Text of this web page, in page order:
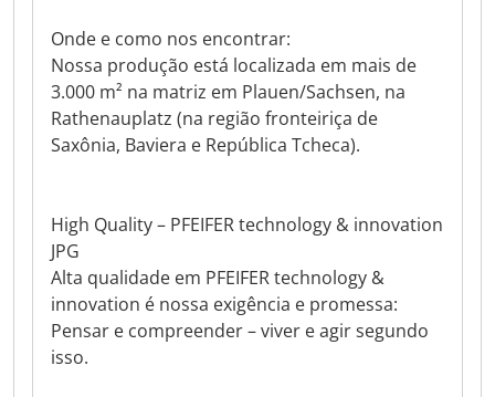
Onde e como nos encontrar:
Nossa produção está localizada em mais de
3.000 m² na matriz em Plauen/Sachsen, na
Rathenauplatz (na região fronteiriça de
Saxônia, Baviera e República Tcheca).
High Quality – PFEIFER technology & innovation
JPG
Alta qualidade em PFEIFER technology &
innovation é nossa exigência e promessa:
Pensar e compreender – viver e agir segundo
isso.